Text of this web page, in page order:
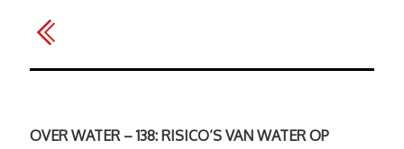
OVER WATER – 138: RISICO’S VAN WATER OP